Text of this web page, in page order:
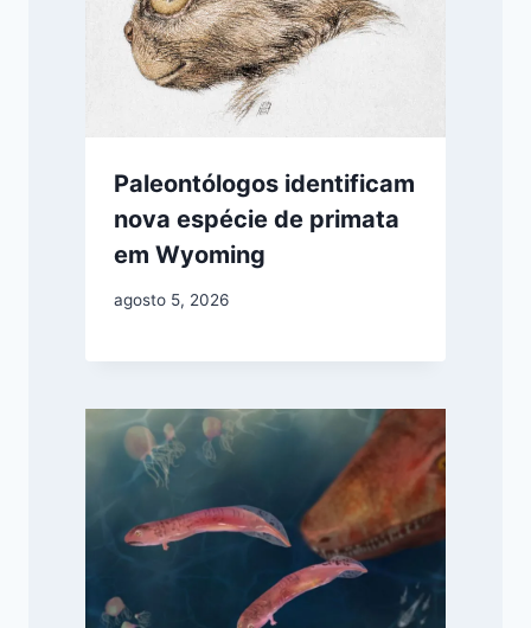
Paleontólogos identificam
nova espécie de primata
em Wyoming
agosto 5, 2026